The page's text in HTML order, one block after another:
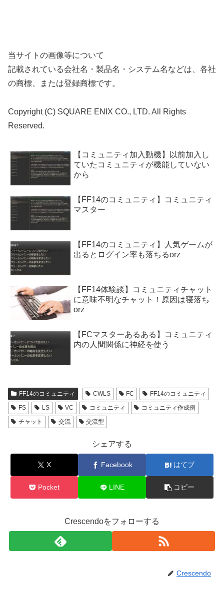
当サイトの画像等について
記載されている会社名・製品名・システム名などは、各社
の商標、または登録商標です。
Copyright (C) SQUARE ENIX CO., LTD. All Rights
Reserved.
【コミュニティ加入動機】以前加入し
ていたコミュニティが機能していない
から
【FF14のコミュニティ】コミュニティ
マスター
【FF14のコミュニティ】人気ゲームが
出るとログイン率も落ちるorz
【FF14体験談】コミュニティチャット
に意味不明なチャット！原因は寝落ち
orz
【FCマスターあるある】コミュニティ
内の人間関係に神経を使う
FF14のコミュニティ CWLS FC
FF14のコミュニティ
FS
LS VC コミュニティ
コミュニティ作成例
チャット
交流 交流型
シェアする
X Facebook はてブ
Pocket LINE コピー
Crescendoをフォローする
Crescendo